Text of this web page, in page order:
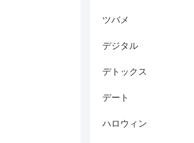
ツバメ
デジタル
デトックス
デート
ハロウィン